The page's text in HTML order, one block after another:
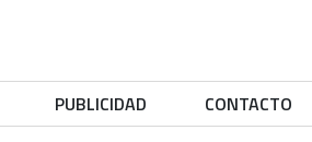
PUBLICIDAD CONTACTO